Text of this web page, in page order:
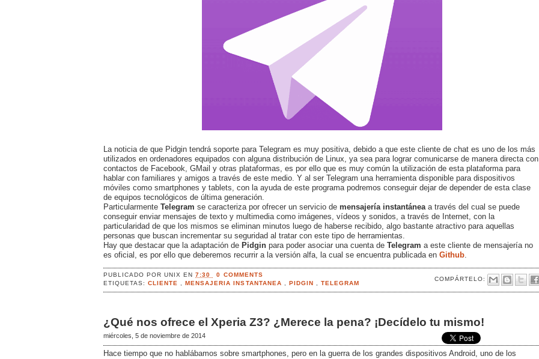
La noticia de que Pidgin tendrá soporte para Telegram es muy positiva, debido a que este cliente de chat es uno de los más
utilizados en ordenadores equipados con alguna distribución de Linux, ya sea para lograr comunicarse de manera directa con
contactos de Facebook, GMail y otras plataformas, es por ello que es muy común la utilización de esta plataforma para
hablar con familiares y amigos a través de este medio. Y al ser Telegram una herramienta disponible para dispositivos
móviles como smartphones y tablets, con la ayuda de este programa podremos conseguir dejar de depender de esta clase
de equipos tecnológicos de última generación.
Particularmente Telegram se caracteriza por ofrecer un servicio de mensajería instantánea a través del cual se puede
conseguir enviar mensajes de texto y multimedia como imágenes, vídeos y sonidos, a través de Internet, con la
particularidad de que los mismos se eliminan minutos luego de haberse recibido, algo bastante atractivo para aquellas
personas que buscan incrementar su seguridad al tratar con este tipo de herramientas.
Hay que destacar que la adaptación de Pidgin para poder asociar una cuenta de Telegram a este cliente de mensajería no
es oficial, es por ello que deberemos recurrir a la versión alfa, la cual se encuentra publicada en Github
PUBLICADO PORUNIXEN7:30 0 COMMENTS
COMPÁRTELO:
ETIQUETAS:CLIENTE ,MENSAJERIA INSTANTANEA PIDGIN TELEGRAM
¿Qué nos ofrece el Xperia Z3? ¿Merece la pena? ¡Decídelo tu mismo!
miércoles, 5 de noviembre de 2014
Hace tiempo que no hablábamos sobre smartphones, pero en la guerra de los grandes dispositivos Android, uno de los